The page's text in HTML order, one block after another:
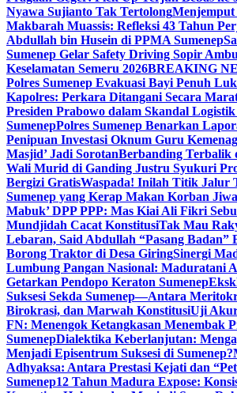
Nyawa Sujianto Tak Tertolong
Makbarah Muassis: Refleksi 43 Tahun
Abdullah bin Husein di PPMA Sumenep
Sumenep Gelar Safety Driving Sopir
Keselamatan Semeru 2026BREAKING
Polres Sumenep Evakuasi Bayi Penuh
Kapolres: Perkara Ditangani Secara
Presiden Prabowo dalam Skandal
SumenepPolres Sumenep Benarkan
Penipuan Investasi Oknum Guru
Masjid’ Jadi SorotanBerbanding Terbalik
Wali Murid di Ganding Justru Syukuri
Bergizi GratisWaspada! Inilah Titik Jalur
Sumenep yang Kerap Makan Korban Jiwa
Mabuk’ DPP PPP: Mas Kiai Ali Fikri
Mundjidah Cacat KonstitusiTak Mau
Lebaran, Said Abdullah “Pasang Badan”
Borong Traktor di Desa GiringSinergi
Lumbung Pangan Nasional: Maduratani
Getarkan Pendopo Keraton Sumenep
Suksesi Sekda Sumenep—Antara
Birokrasi, dan Marwah KonstitusiUji
FN: Menengok Ketangkasan Menembak
SumenepDialektika Keberlanjutan:
Menjadi Episentrum Suksesi di Sumenep?
Adhyaksa: Antara Prestasi Kejati dan
Sumenep12 Tahun Madura Expose: